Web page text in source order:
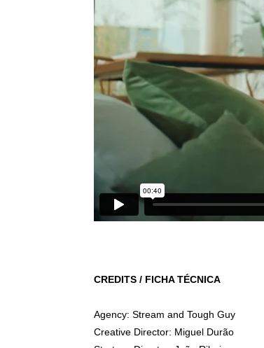
CREDITS / FICHA TÉCNICA
Agency: Stream and Tough Guy
Creative Director: Miguel Durão